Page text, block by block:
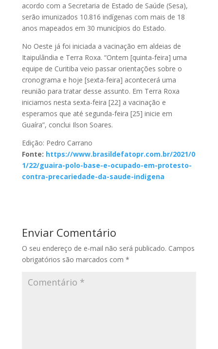
acordo com a Secretaria de Estado de Saúde (Sesa),
serão imunizados 10.816 indígenas com mais de 18
anos mapeados em 30 municípios do Estado.
No Oeste já foi iniciada a vacinação em aldeias de
Itaipulândia e Terra Roxa. “Ontem [quinta-feira] uma
equipe de Curitiba veio passar orientações sobre o
cronograma e hoje [sexta-feira] acontecerá uma
reunião para tratar desse assunto. Em Terra Roxa
iniciamos nesta sexta-feira [22] a vacinação e
esperamos que até segunda-feira [25] inicie em
Guaíra”, conclui Ilson Soares.
Edição: Pedro Carrano
Fonte: https://www.brasildefatopr.com.br/2021/0
1/22/guaira-polo-base-e-ocupado-em-protesto-
contra-precariedade-da-saude-indigena
Enviar Comentário
O seu endereço de e-mail não será publicado. Campos
obrigatórios são marcados com *